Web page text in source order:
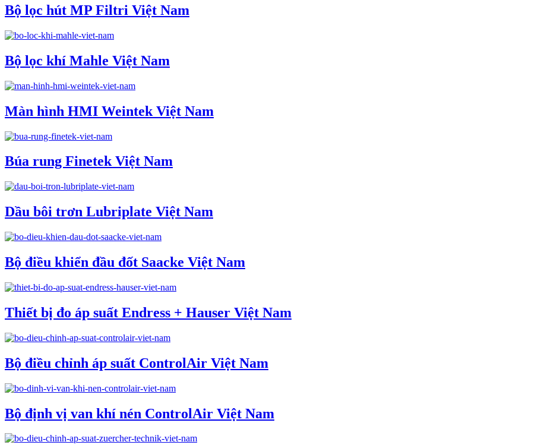
Bộ lọc hút MP Filtri Việt Nam
Bộ lọc khí Mahle Việt Nam
Màn hình HMI Weintek Việt Nam
Búa rung Finetek Việt Nam
Dầu bôi trơn Lubriplate Việt Nam
Bộ điều khiển đầu đốt Saacke Việt Nam
Thiết bị đo áp suất Endress + Hauser Việt Nam
Bộ điều chỉnh áp suất ControlAir Việt Nam
Bộ định vị van khí nén ControlAir Việt Nam